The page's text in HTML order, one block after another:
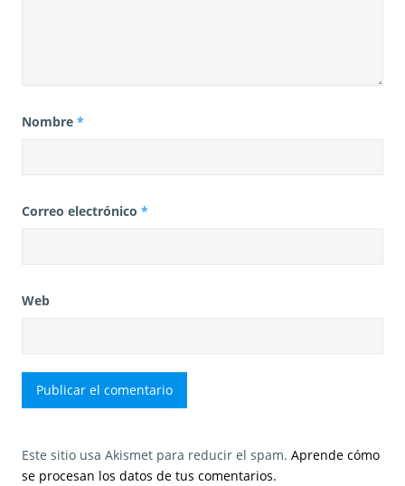
Nombre *
Correo electrónico *
Web
Este sitio usa Akismet para reducir el spam. Aprende cómo
se procesan los datos de tus comentarios.